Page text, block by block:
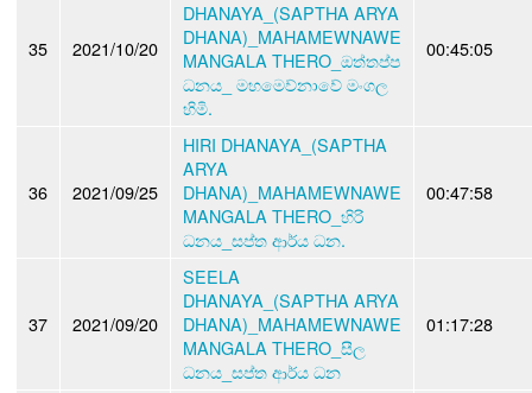
35 2021/10/20
DHANAYA_(SAPTHA ARYA
DHANA)_MAHAMEWNAWE
MANGALA THERO_ඔත්තප්ප
ධනය_ මහමෙව්නාවේ මංගල
හිමි.
00:45:05
36 2021/09/25
HIRI DHANAYA_(SAPTHA
ARYA
DHANA)_MAHAMEWNAWE
MANGALA THERO_හිරි
ධනය_සප්ත ආර්ය ධන.
00:47:58
37 2021/09/20
SEELA
DHANAYA_(SAPTHA ARYA
DHANA)_MAHAMEWNAWE
MANGALA THERO_සීල
ධනය_සප්ත ආර්ය ධන
01:17:28